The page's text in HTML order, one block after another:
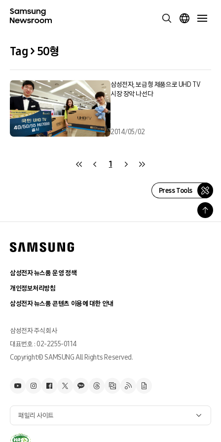
Tag > 50형
삼성전자, 보급형 제품으로 UHD TV
시장 장악 나선다
2014/05/02
1
Press Tools
삼성전자 뉴스룸 운영 정책
개인정보처리방침
삼성전자 뉴스룸 콘텐츠 이용에 대한 안내
삼성전자 주식회사
대표번호 : 02-2255-0114
Copyright© SAMSUNG All Rights Reserved.
패밀리 사이트